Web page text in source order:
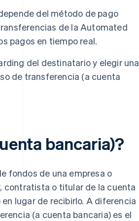
del método de pago
de la Automated
pagos en tiempo real.
del destinatario y elegir una
de transferencia (a cuenta
bancaria)?
fondos de una empresa o
contratista o titular de la cuenta
lugar de recibirlo. A diferencia
(a cuenta bancaria) es el